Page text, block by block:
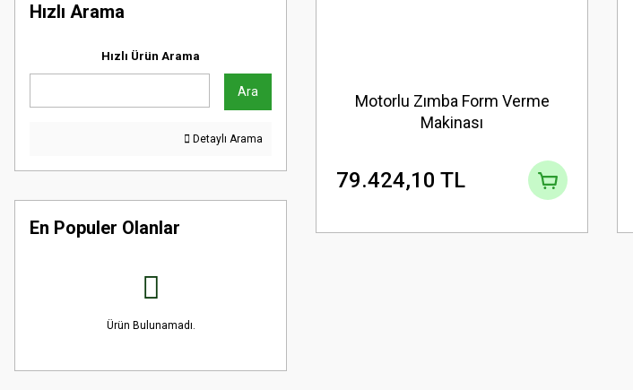
Hızlı Arama
Hızlı Ürün Arama
Ara
Detaylı Arama
En Populer Olanlar
Ürün Bulunamadı.
Motorlu Zımba Form Verme
Makinası
79.424,10 TL